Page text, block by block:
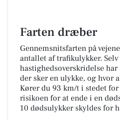
Farten dræber
Gennemsnitsfarten på
antallet af trafikulykker.
hastighedsoverskridelse
der sker en ulykke, og hvor
Kører du 93 km/t i stedet
risikoen for at ende i en
10 dødsulykker skyldes for